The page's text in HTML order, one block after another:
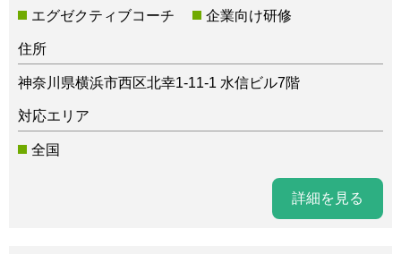
エグゼクティブコーチ 企業向け研修
住所
神奈川県横浜市西区北幸1-11-1 水信ビル7階
対応エリア
全国
詳細を見る